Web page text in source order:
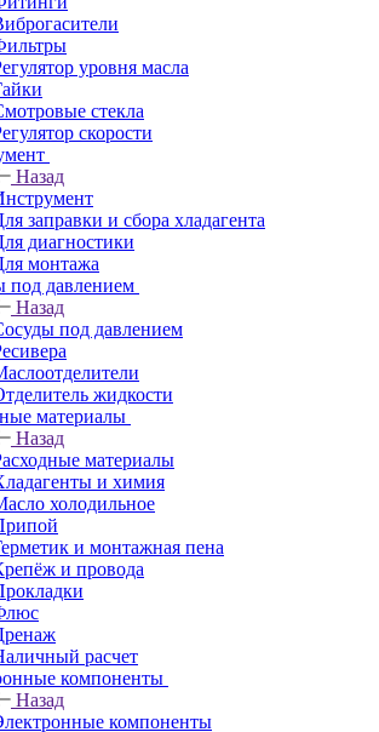
уровня масла
стекла
скорости
Назад
заправки и сбора хладагента
диагностики
монтажа
под давлением
Назад
под давлением
жидкости
материалы
Назад
материалы
и химия
холодильное
и монтажная пена
и провода
расчет
компоненты
Назад
компоненты